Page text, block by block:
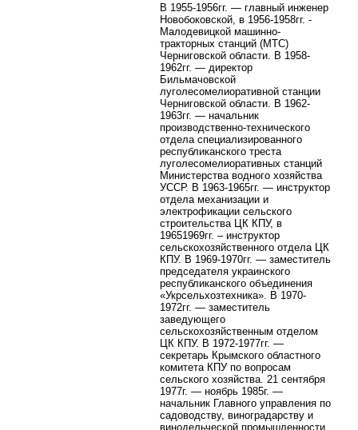
В 1955-1956гг. — главный инженер
Новобоковской, в 1956-1958гг. -
Малодевицкой машинно-
тракторных станций (МТС)
Черниговской области. В 1958-
1962гг. — директор
Бильмачовской
луголесомелиоративной станции
Черниговской области. В 1962-
1963гг. — начальник
производственно-технического
отдела специализированного
республиканского треста
луголесомелиоративных станций
Министерства водного хозяйства
УССР. В 1963-1965гг. — инструктор
отдела механизации и
электрофикации сельского
строительства ЦК КПУ, в
19651969гг. – инструктор
сельскохозяйственного отдела ЦК
КПУ. В 1969-1970гг. — заместитель
председателя украинского
республиканского объединения
«Укрсельхозтехника». В 1970-
1972гг. — заместитель
заведующего
сельскохозяйственным отделом
ЦК КПУ. В 1972-1977гг. —
секретарь Крымского областного
комитета КПУ по вопросам
сельского хозяйства. 21 сентября
1977г. — ноябрь 1985г. —
начальник Главного управления по
садоводству, виноградарству и
винодельческой промышленности